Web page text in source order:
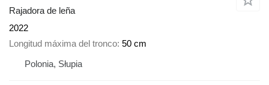
Rajadora de leña
2022
Longitud máxima del tronco 50 cm
Polonia, Słupia